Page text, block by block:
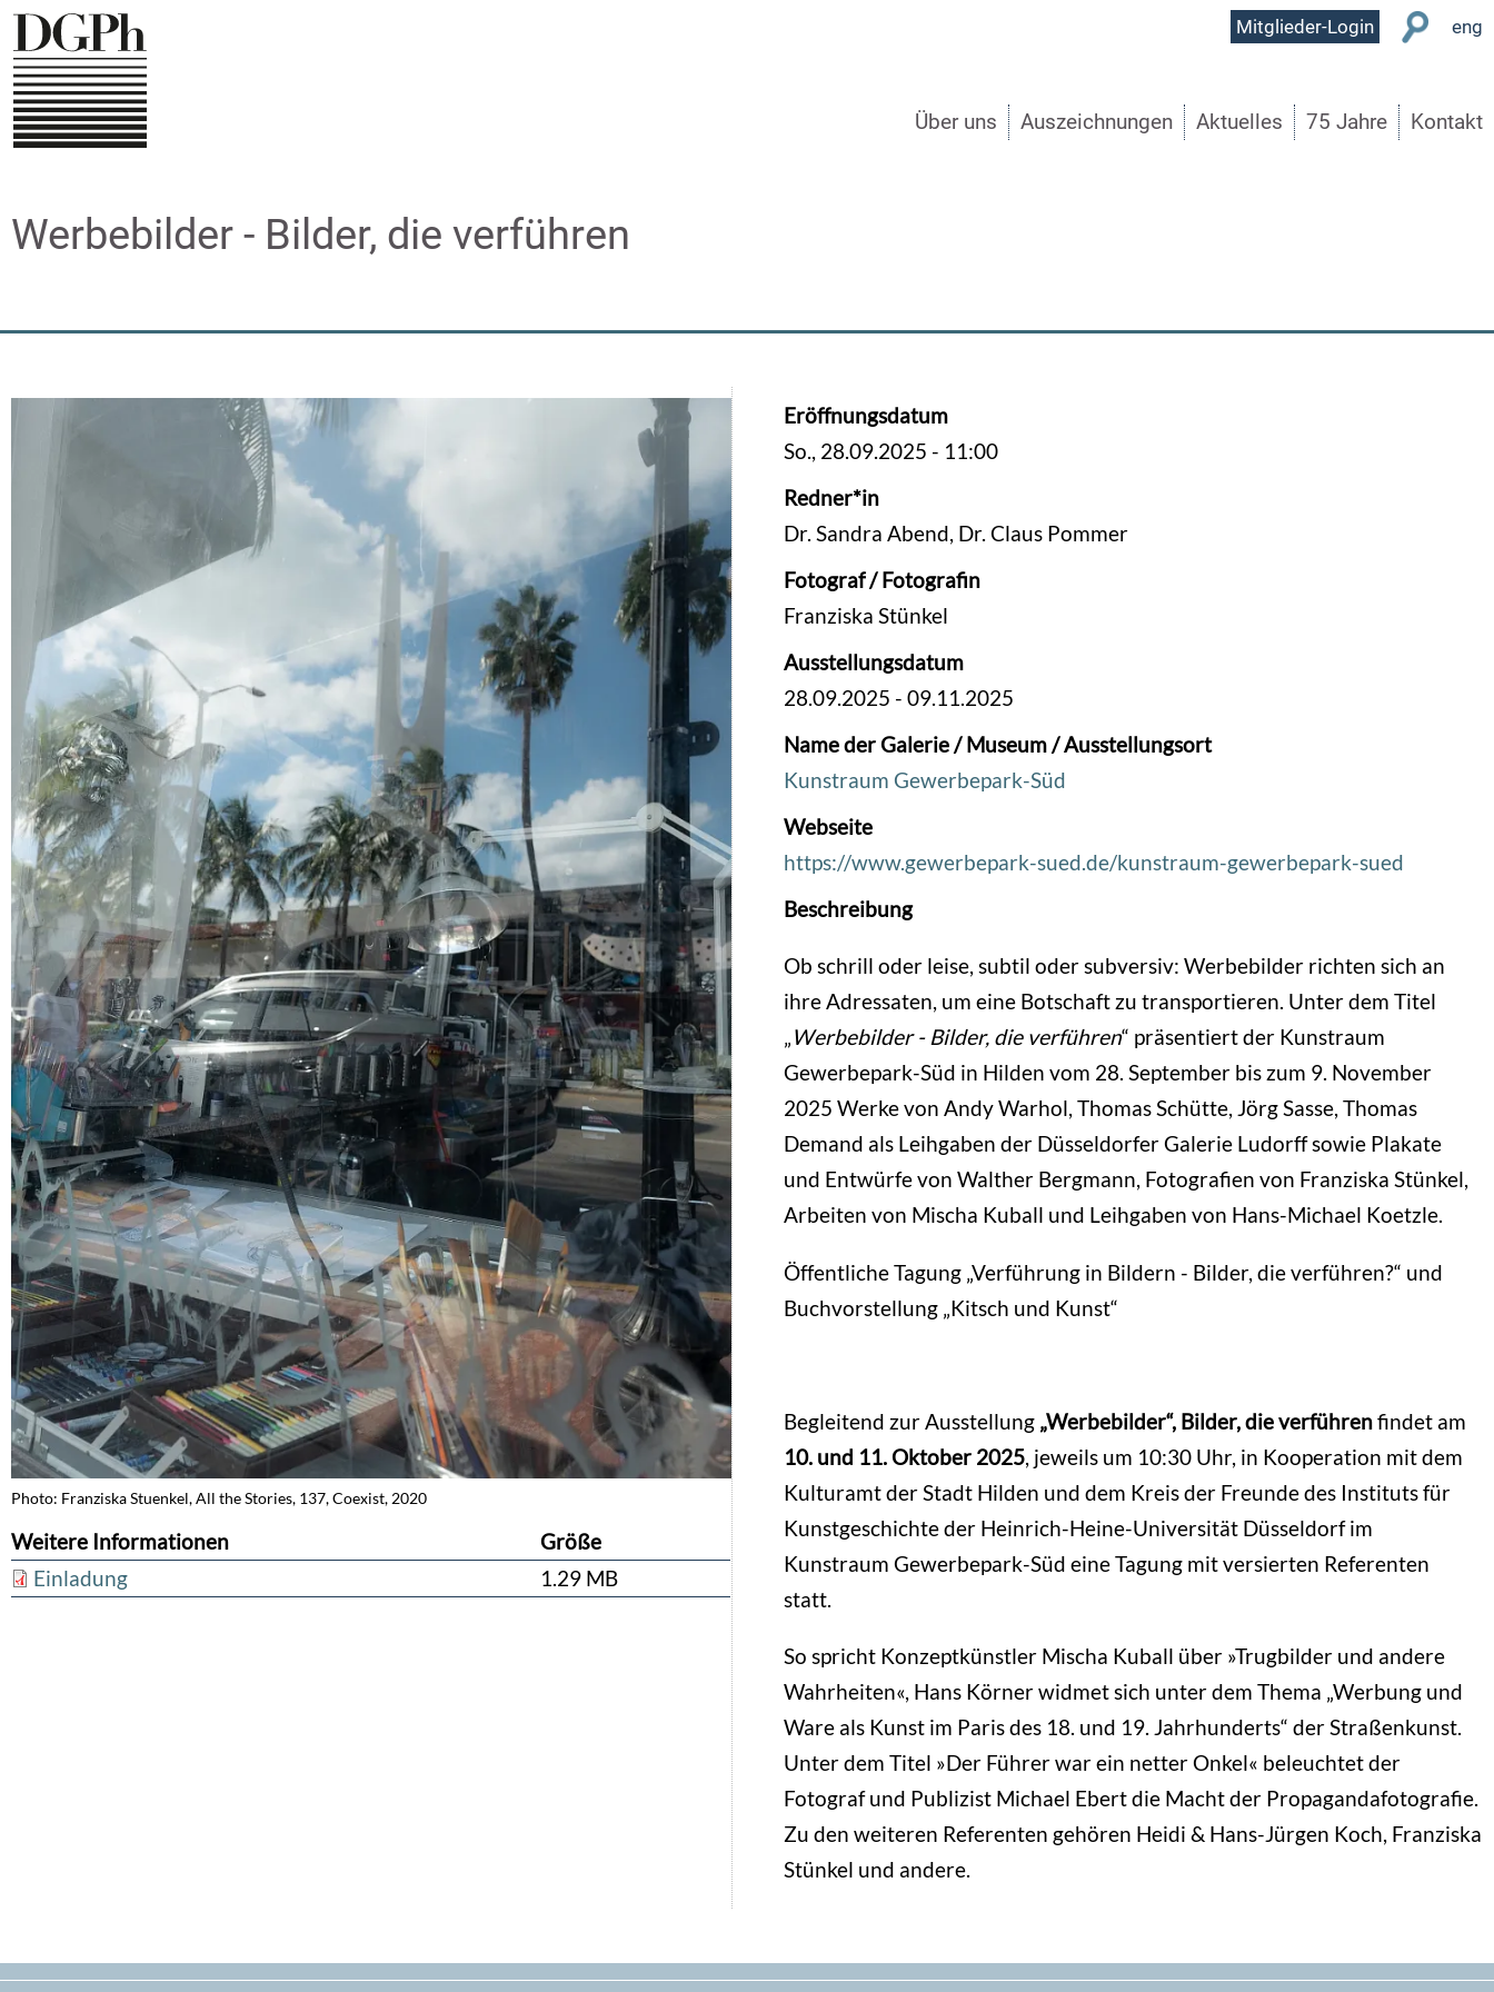
Direkt
zum
Inhalt
User
Mitglieder-Login eng
Über uns Auszeichnungen Aktuelles 75 Jahre Kontakt
Werbebilder - Bilder, die verführen
Photo: Franziska Stuenkel, All the Stories, 137, Coexist, 2020
Weitere Informationen
Größe
Einladung
1.29 MB
Eröffnungsdatum
So., 28.09.2025 - 11:00
Redner*in
Dr. Sandra Abend, Dr. Claus Pommer
Fotograf / Fotografin
Franziska Stünkel
Ausstellungsdatum
28.09.2025 -09.11.2025
Name der Galerie / Museum / Ausstellungsort
Kunstraum Gewerbepark-Süd
Webseite
https://www.gewerbepark-sued.de/kunstraum-gewerbepark-sued
Beschreibung
Ob schrill oder leise, subtil oder subversiv: Werbebilder richten sich an
ihre Adressaten, um eine Botschaft zu transportieren. Unter dem Titel
„Werbebilder - Bilder, die verführen“ präsentiert der Kunstraum
Gewerbepark-Süd in Hilden vom 28. September bis zum 9. November
2025 Werke von Andy Warhol, Thomas Schütte, Jörg Sasse, Thomas
Demand als Leihgaben der Düsseldorfer Galerie Ludorff sowie Plakate
und Entwürfe von Walther Bergmann, Fotografien von Franziska Stünkel,
Arbeiten von Mischa Kuball und Leihgaben von Hans-Michael Koetzle.
Öffentliche Tagung „Verführung in Bildern - Bilder, die verführen?“ und
Buchvorstellung „Kitsch und Kunst“
Begleitend zur Ausstellung „Werbebilder“, Bilder, die verführenfindet am
10. und 11. Oktober 2025, jeweils um 10:30 Uhr, in Kooperation mit dem
Kulturamt der Stadt Hilden und dem Kreis der Freunde des Instituts für
Kunstgeschichte der Heinrich-Heine-Universität Düsseldorf im
Kunstraum Gewerbepark-Süd eine Tagung mit versierten Referenten
statt.
So spricht Konzeptkünstler Mischa Kuball über »Trugbilder und andere
Wahrheiten«, Hans Körner widmet sich unter dem Thema „Werbung und
Ware als Kunst im Paris des 18. und 19. Jahrhunderts“ der Straßenkunst.
Unter dem Titel »Der Führer war ein netter Onkel« beleuchtet der
Fotograf und Publizist Michael Ebert die Macht der Propagandafotografie.
Zu den weiteren Referenten gehören Heidi & Hans-Jürgen Koch, Franziska
Stünkel und andere.